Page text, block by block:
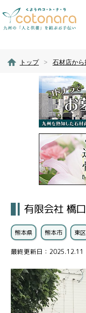
トップ > 石材店か
有限会社 橋
熊本県 熊本市 東区
最終更新日：2025.12.11